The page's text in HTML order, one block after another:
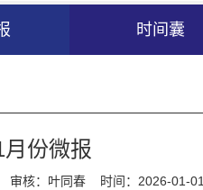
时间囊
月份微报
核：叶同春 时间：2026-01-